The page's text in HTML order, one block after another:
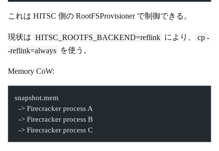
これは HITSC 側の RootFSProvisioner で制御できる。
現状は HITSC_ROOTFS_BACKEND=reflink により、
cp -
-reflink=always を使う。
Memory CoW:
snapshot.mem
  -> Firecracker process A
  -> Firecracker process B
  -> Firecracker process C